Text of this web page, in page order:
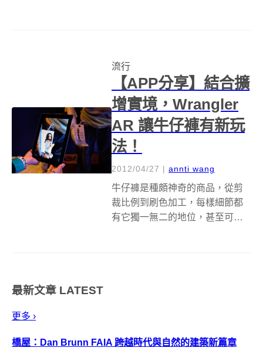
就會出現超熟悉的畫...
流行
【APP分享】結合擴
增實境，Wrangler
AR 讓牛仔褲有新玩
法！
2012/04/27 | annti wang
牛仔褲是種頗神奇的商品，從剪
裁比例到刷色加工，每樣細節都
有它獨一無二的地位，甚至可以
最新文章 LATEST
更多 ›
橋屋：Dan Brunn FAIA 跨越時代與自然的建築新篇章